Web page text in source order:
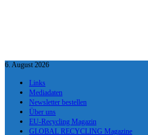
6. August 2026
Links
Mediadaten
Newsletter bestellen
Über uns
EU-Recycling Magazin
GLOBAL RECYCLING Magazine